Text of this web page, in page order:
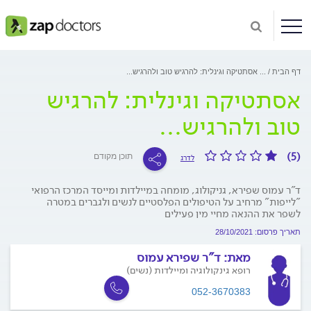
דף הבית אסתטיקה וגינלית: להרגיש טוב ולהרגיש...
אסתטיקה וגינלית: להרגיש
טוב ולהרגיש...
(5) לדרג תוכן מקודם
ד"ר עמוס שפירא, גניקולוג, מומחה במיילדות ומייסד המרכז הרפואי
"לייפות" מרחיב על הטיפולים הפלסטיים לנשים ולגברים במטרה
לשפר את ההנאה מחיי מין פעילים
תאריך פרסום: 28/10/2021
מאת: ד"ר שפירא עמוס
רופא גינקולוגיה ומיילדות (נשים)
052-3670383